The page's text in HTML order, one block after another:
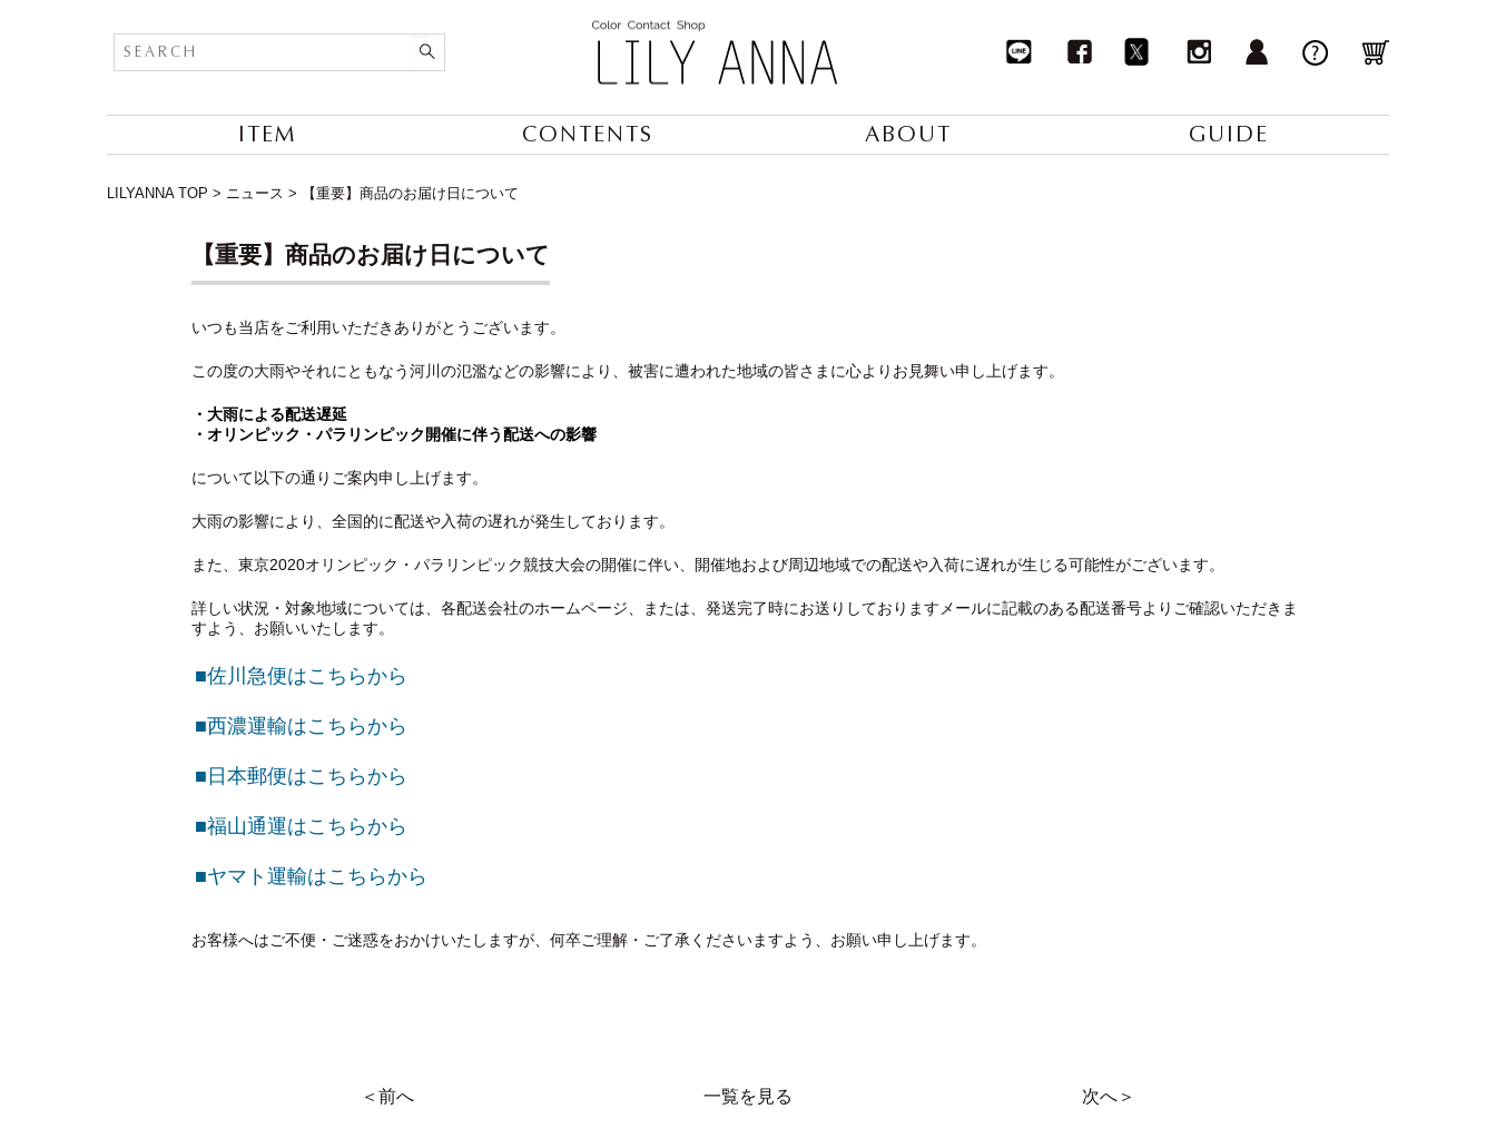
ITEM CONTENTS ABOUT GUIDE
LILYANNA TOP > ニュース > 【重要】商品のお届け日について
【重要】商品のお届け日について
いつも当店をご利用いただきありがとうございます。
この度の大雨やそれにともなう河川の氾濫などの影響により、被害に遭われた地域の皆さまに心よりお見舞い申し上げます。
・大雨による配送遅延
・オリンピック・パラリンピック開催に伴う配送への影響
について以下の通りご案内申し上げます。
大雨の影響により、全国的に配送や入荷の遅れが発生しております。
また、東京2020オリンピック・パラリンピック競技大会の開催に伴い、開催地および周辺地域での配送や入荷に遅れが生じる可能性がございます。
詳しい状況・対象地域については、各配送会社のホームページ、または、発送完了時にお送りしておりますメールに記載のある配送番号よりご確認いただきま
すよう、お願いいたします。
■佐川急便はこちらから
■西濃運輸はこちらから
■日本郵便はこちらから
■福山通運はこちらから
■ヤマト運輸はこちらから
お客様へはご不便・ご迷惑をおかけいたしますが、何卒ご理解・ご了承くださいますよう、お願い申し上げます。
＜前へ 一覧を見る 次へ＞